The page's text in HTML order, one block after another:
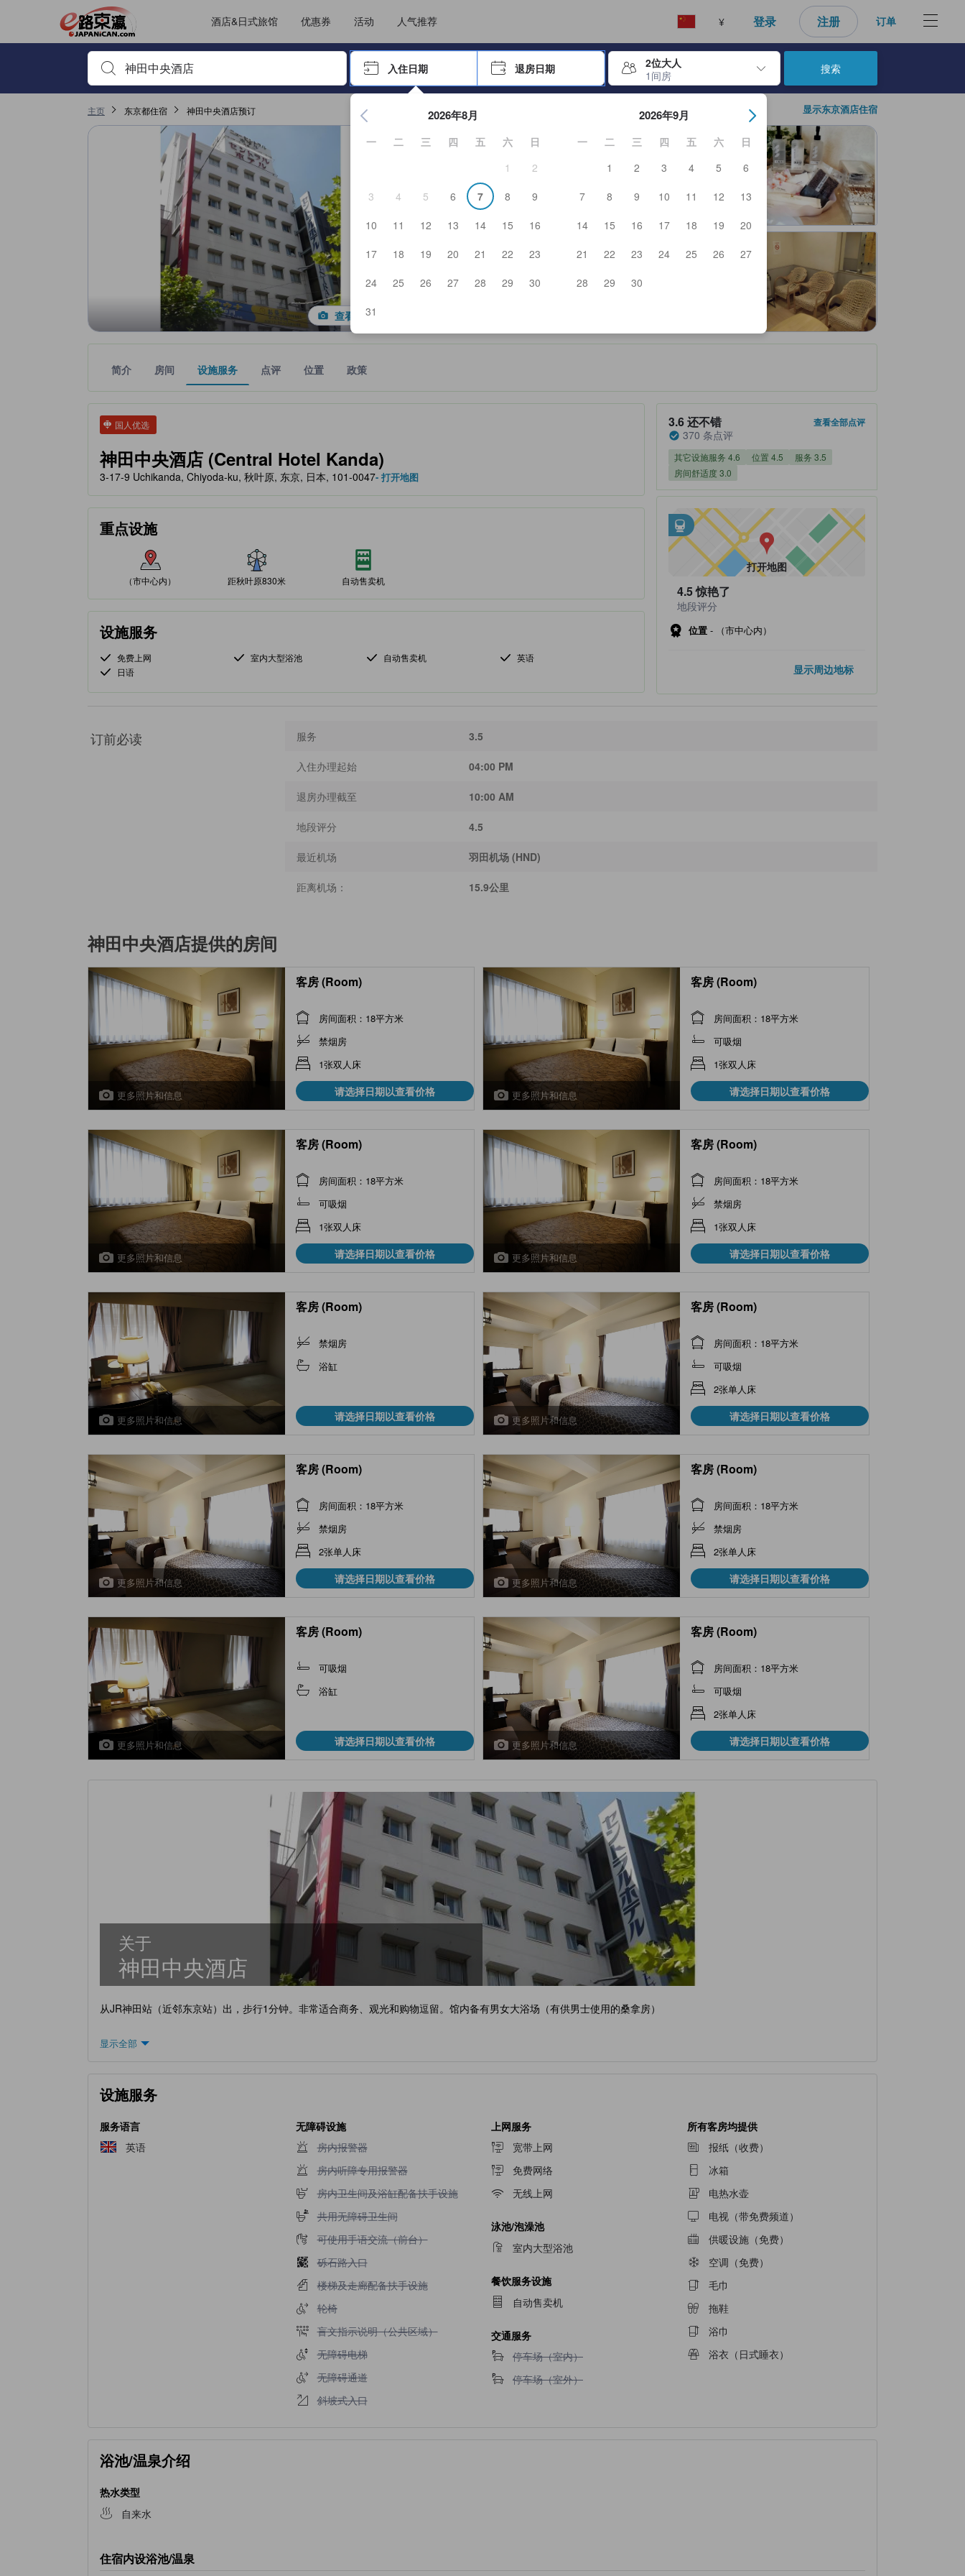
酒店&日式旅馆 优惠券 活动 人气推荐 ¥ 登录 注册 订单
输入住宿名或关键词以搜索，使用箭头或 tab 键以移动，点击 Enter 键以选择
入住日期 退房日期
2位大人
1间房
按 Enter 键开始浏览日期选择器。使用箭头键浏览入住和退房日期。使用 Enter 键选择日期后，入住日期将被选择。重复相同操作以选择
2026年8月
一 二 三 四 五 六
日
1
2
3
4 5 6 7 8
9
10
11 12 13 14 15
16
17
18 19 20 21 22
23
24
25 26 27 28 29
30
31
2026年9月
一 二 三 四 五 六
日
1
2 3 4 5
6
7
8 9 10 11 12
13
14
15 16 17 18 19
20
21
22 23 24 25 26
27
28
29 30
搜索
主页 东京都住宿 神田中央酒店预订 显示东京酒店住宿
查看全部图片
简介 房间 设施服务 点评 位置 政策
国人优选
tooltip
神田中央酒店 (Central Hotel Kanda)
tooltip
金色星星表示的等级信息由合作第三方平台提供，仅作为住宿舒适度、设施服务等方面的水平参考。
3-17-9 Uchikanda, Chiyoda-ku, 秋叶原, 东京, 日本, 101-0047- 打开地图
重点设施
（市中心内） 距秋叶原830米 自动售卖机
设施服务
免费上网 室内大型浴池 自动售卖机
英语
日语
住客评分 3.6，满分 5 还不错 370 条点评
3.6还不错
370 条点评
查看全部点评
其它设施服务 4.6 位置 4.5
服务 3.5
房间舒适度 3.0
tooltip
邻近交通
• 距Kanda Subway Station不到0.11公里
• 距地下铁-淡路町站不到0.37公里
打开地图
4.5惊艳了
地段评分
位置 - （市中心内）
显示周边地标
订前必读 服务 3.5
入住办理起始 04:00 PM
退房办理截至 10:00 AM
地段评分 4.5
最近机场 羽田机场 (HND)
距离机场： 15.9公里
神田中央酒店提供的房间
更多照片和信息
客房 (Room)
房间面积：18平方米
禁烟房
1张双人床
请选择日期以查看价格 更多照片和信息
客房 (Room)
房间面积：18平方米
可吸烟
1张双人床
请选择日期以查看价格
更多照片和信息
客房 (Room)
房间面积：18平方米
可吸烟
1张双人床
请选择日期以查看价格 更多照片和信息
客房 (Room)
房间面积：18平方米
禁烟房
1张双人床
请选择日期以查看价格
更多照片和信息
客房 (Room)
禁烟房
浴缸
请选择日期以查看价格 更多照片和信息
客房 (Room)
房间面积：18平方米
可吸烟
2张单人床
请选择日期以查看价格
更多照片和信息
客房 (Room)
房间面积：18平方米
禁烟房
2张单人床
请选择日期以查看价格 更多照片和信息
客房 (Room)
房间面积：18平方米
禁烟房
2张单人床
请选择日期以查看价格
更多照片和信息
客房 (Room)
可吸烟
浴缸
请选择日期以查看价格 更多照片和信息
客房 (Room)
房间面积：18平方米
可吸烟
2张单人床
请选择日期以查看价格
关于
神田中央酒店
从JR神田站（近邻东京站）出，步行1分钟。非常适合商务、观光和购物逗留。馆内备有男女大浴场（有供男士使用的桑拿房）
显示全部
设施服务
服务语言
英语
无障碍设施
不提供房内报警器
房内报警器
不提供房内听障专用报警器
房内听障专用报警器
不提供房内卫生间及浴缸配备扶手设施
房内卫生间及浴缸配备扶手设施
不提供共用无障碍卫生间
共用无障碍卫生间
不提供可使用手语交流（前台）
可使用手语交流（前台）
不提供砾石路入口
砾石路入口
不提供楼梯及走廊配备扶手设施
楼梯及走廊配备扶手设施
不提供轮椅
轮椅
不提供盲文指示说明（公共区域）
盲文指示说明（公共区域）
不提供无障碍电梯
无障碍电梯
不提供无障碍通道
无障碍通道
不提供斜坡式入口
斜坡式入口
上网服务
宽带上网
免费网络
无线上网
泳池/泡澡池
室内大型浴池
餐饮服务设施
自动售卖机
交通服务
不提供停车场（室内）
停车场（室内）
不提供停车场（室外）
停车场（室外）
所有客房均提供
报纸（收费）
冰箱
电热水壶
电视（带免费频道）
供暖设施（免费）
空调（免费）
毛巾
拖鞋
浴巾
浴衣（日式睡衣）
浴池/温泉介绍
热水类型
自来水
住宿内设浴池/温泉
JAPANiCAN上的点评均来自于真实用户，个人评价在完成预订和入住后才能顺利提交，从而确保了点评的真实性及可靠性，也有助于用户作出更好的预订选择。
其它设施服务评分 4.6，满分 5，是东京的高分
位置评分 4.5，满分 5，是东京的高分
服务评分 3.5，满分 5，是东京的高分
房间舒适度评分 3，满分 5，是东京的高分